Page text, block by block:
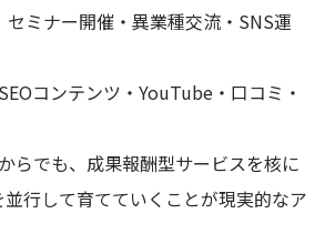
セミナー開催・異業種交流・SNS運
SEOコンテンツ・YouTube・口コミ・
らでも、成果報酬型サービスを核に
行して育てていくことが現実的なア